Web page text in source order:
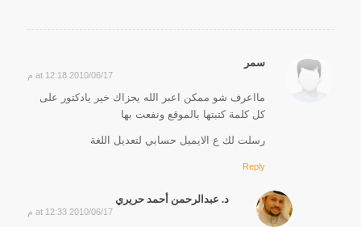
سمر
2010/06/17 at 12:18 م
مااعرف شو ممكن اعبر الله يجزاك خير يادكتور على
كل كلمة كتبتها بالموقع ونفعت بها
رسلت لك ع الايميل حسابي لتعديل اللغة
Reply
د. عبدالرحمن أحمد حريري
2010/06/17 at 12:33 م